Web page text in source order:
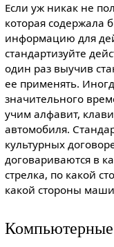
Если уж никак не
которая содержала
информацию для
стандартизуйте
один раз выучив
ее применять.
значительного
учим алфавит,
автомобиля.
культурных
договариваются в
стрелка, по какой
какой стороны
Компьютерные